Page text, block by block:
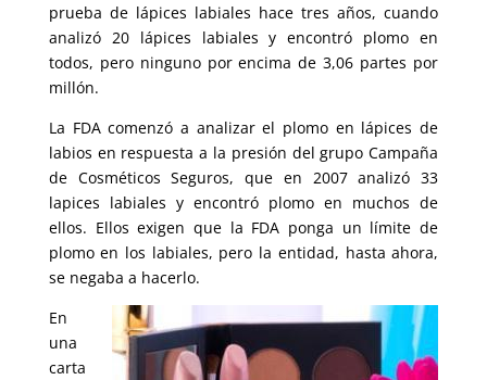
prueba de lápices labiales hace tres años, cuando
analizó 20 lápices labiales y encontró plomo en
todos, pero ninguno por encima de 3,06 partes por
millón.
La FDA comenzó a analizar el plomo en lápices de
labios en respuesta a la presión del grupo Campaña
de Cosméticos Seguros, que en 2007 analizó 33
lapices labiales y encontró plomo en muchos de
ellos. Ellos exigen que la FDA ponga un límite de
plomo en los labiales, pero la entidad, hasta ahora,
se negaba a hacerlo.
En
una
carta